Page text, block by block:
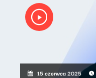
15 czerwca 2025